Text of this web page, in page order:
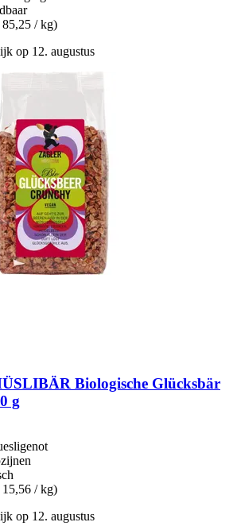
85,25 / kg)
op 12. augustus
Biologische Glücksbär
g
15,56 / kg)
op 12. augustus